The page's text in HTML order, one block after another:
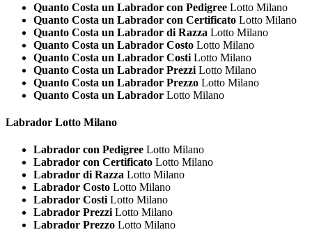
Quanto Costa un Labrador con Pedigree Lotto Milano
Quanto Costa un Labrador con Certificato Lotto Milano
Quanto Costa un Labrador di Razza Lotto Milano
Quanto Costa un Labrador Costo Lotto Milano
Quanto Costa un Labrador Costi Lotto Milano
Quanto Costa un Labrador Prezzi Lotto Milano
Quanto Costa un Labrador Prezzo Lotto Milano
Quanto Costa un Labrador Lotto Milano
Labrador Lotto Milano
Labrador con Pedigree Lotto Milano
Labrador con Certificato Lotto Milano
Labrador di Razza Lotto Milano
Labrador Costo Lotto Milano
Labrador Costi Lotto Milano
Labrador Prezzi Lotto Milano
Labrador Prezzo Lotto Milano